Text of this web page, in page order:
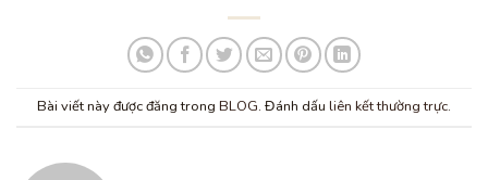
Bài viết này được đăng trong BLOG. Đánh dấu liên kết thường trực.